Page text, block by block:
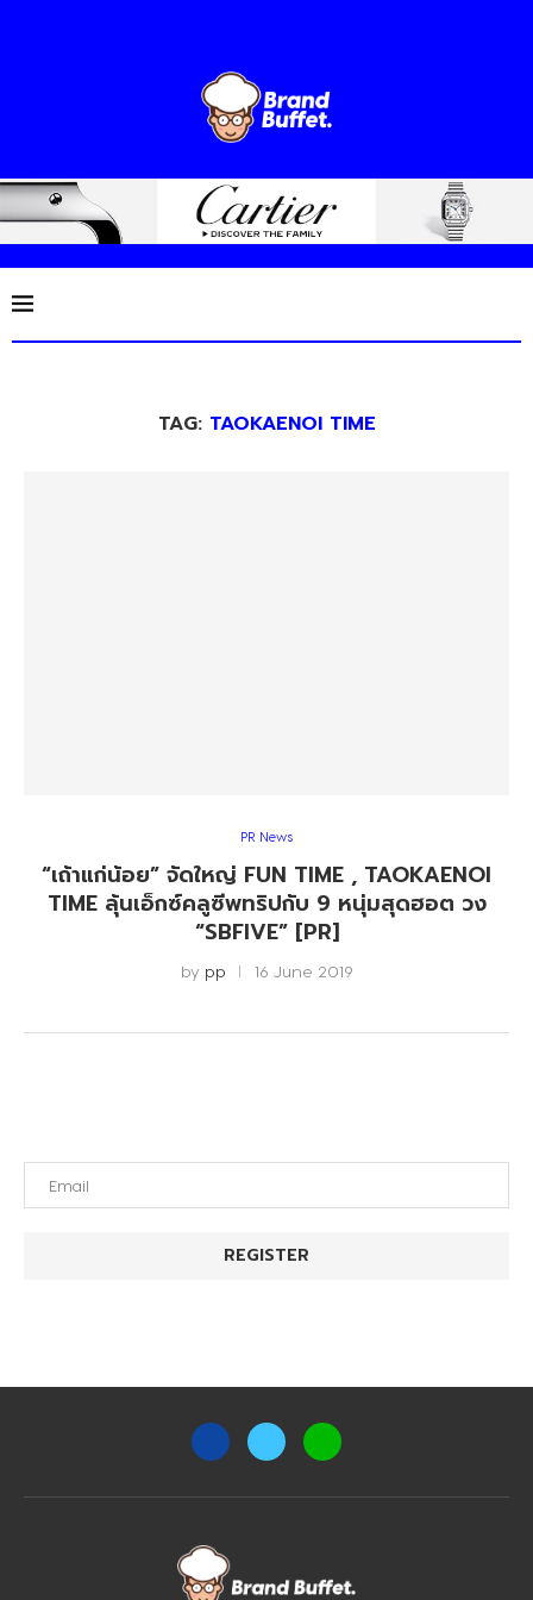
TAG: TAOKAENOI TIME
PR News
“เถ้าแก่น้อย” จัดใหญ่ FUN TIME , TAOKAENOI
TIME ลุ้นเอ็กซ์คลูซีพทริปกับ 9 หนุ่มสุดฮอต วง
“SBFIVE” [PR]
by pp 16 June 2019